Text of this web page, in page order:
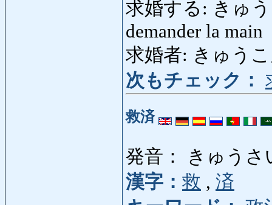
求婚する: きゅう
demander la main
求婚者: きゅう
次もチェック：
救済
発音： きゅうさ
漢字： 救 , 済